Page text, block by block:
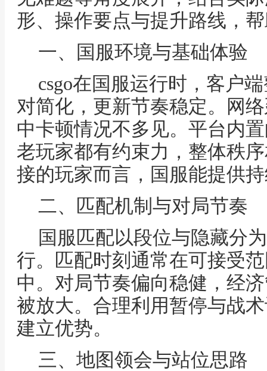
形、操作要点与提升路线，
一、国服环境与基础体验
csgo在国服运行时，客户
对简化，更新节奏稳定。网
中卡顿情况不多见。平台内
老玩家都有约束力，整体秩
接的玩家而言，国服能提供
二、匹配机制与对局节奏
国服匹配以段位与隐藏分
行。匹配时刻通常在可接受
中。对局节奏偏向稳健，经
被放大。合理利用暂停与战
建立优势。
三、地图领会与站位思路